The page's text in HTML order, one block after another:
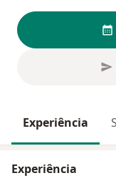
Experiência
Experiência